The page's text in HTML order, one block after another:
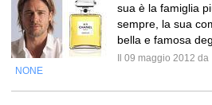
sua è la famiglia
sempre, la sua
bella e famosa
Il 09 maggio 2012 da
NONE